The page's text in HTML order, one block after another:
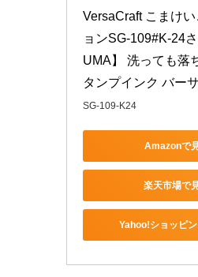
VersaCraft こまけ
ョンSG-109#K-24
UMA】 洗っても落
タンプインク バー
SG-109-K24
Amazonで
楽天市場で
Yahoo!ショッピ